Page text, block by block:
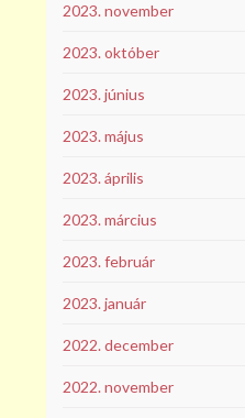
2023. november
2023. október
2023. június
2023. május
2023. április
2023. március
2023. február
2023. január
2022. december
2022. november